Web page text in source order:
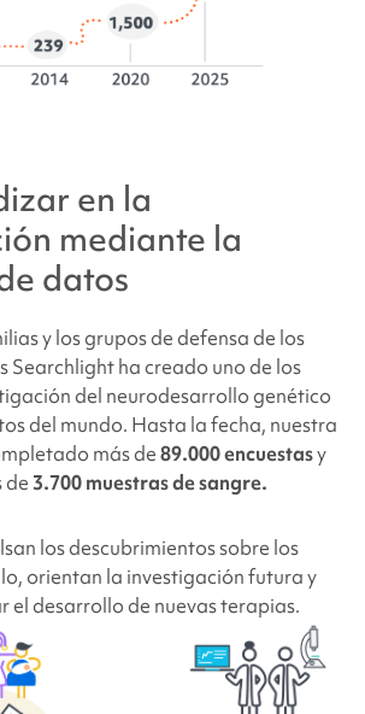
en la
mediante la
datos
y los grupos de defensa de los
Searchlightha creado uno de los
del neurodesarrollo genético
del mundo. Hasta la fecha, nuestra
más de89.000 encuestasy
de 3.700 muestras de sangre.
los descubrimientos sobre los
orientan la investigación futura y
el desarrollo de nuevas terapias.